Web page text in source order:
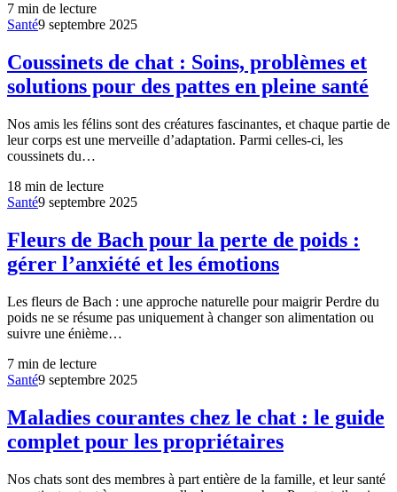
7 min de lecture
Santé9 septembre 2025
Coussinets de chat : Soins, problèmes et
solutions pour des pattes en pleine santé
Nos amis les félins sont des créatures fascinantes, et chaque partie de
leur corps est une merveille d’adaptation. Parmi celles-ci, les
coussinets du…
18 min de lecture
Santé9 septembre 2025
Fleurs de Bach pour la perte de poids :
gérer l’anxiété et les émotions
Les fleurs de Bach : une approche naturelle pour maigrir Perdre du
poids ne se résume pas uniquement à changer son alimentation ou
suivre une énième…
7 min de lecture
Santé9 septembre 2025
Maladies courantes chez le chat : le guide
complet pour les propriétaires
Nos chats sont des membres à part entière de la famille, et leur santé